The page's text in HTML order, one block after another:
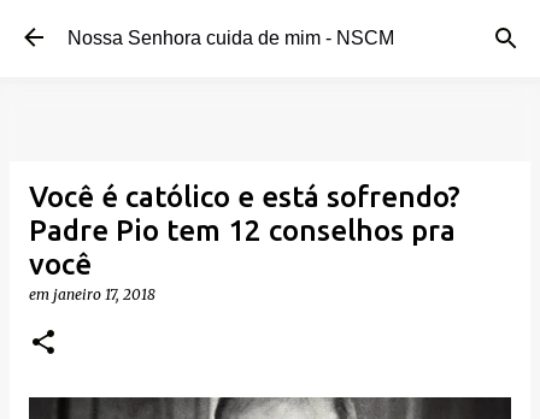
Pular para o conteúdo principal
Nossa Senhora cuida de mim - NSCM
Você é católico e está sofrendo?
Padre Pio tem 12 conselhos pra
você
em janeiro 17, 2018